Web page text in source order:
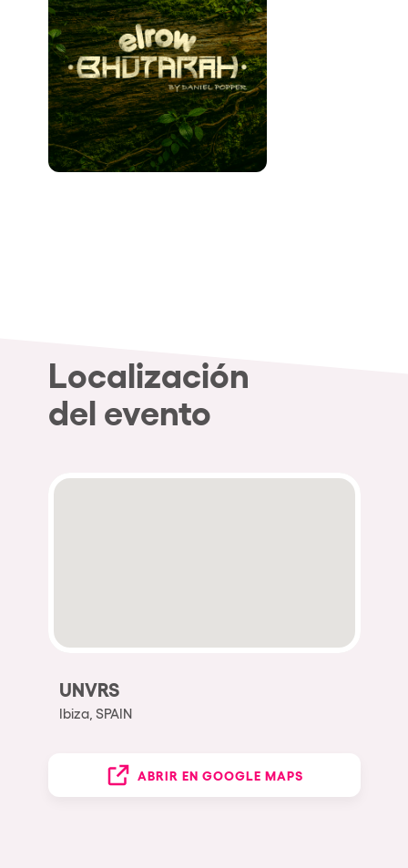
elrow News
Síguenos en tiktok
Síguenos en facebook
Síguenos en instagram
Síguenos en twitter
Síguenos en linkedin
Síguenos en youtube
Política de Privacidad
Política de Cookies
Localización
del evento
UNVRS
Ibiza, SPAIN
ABRIR EN GOOGLE MAPS